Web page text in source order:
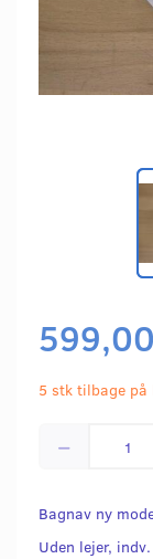
599,00
5 stk tilbage på
Bagnav ny
Uden lejer,